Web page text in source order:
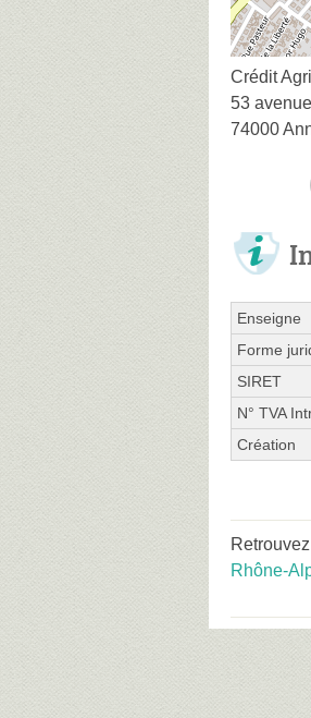
Crédit
53
74000
Enseigne
Forme
SIRET
N° TVA
Création
Rhône-